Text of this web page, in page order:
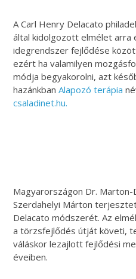
A Carl Henry Delacato
által kidolgozott elmélet arra
idegrendszer fejlődése
ezért ha valamilyen
módja begyakorolni, azt
hazánkbanAlapozó terápia
csaladinet.hu.
Magyarországon Dr.
Szerdahelyi Márton
Delacato módszerét. Az
a törzsfejlődés útját követi,
váláskor lezajlott fejlődési
éveiben.